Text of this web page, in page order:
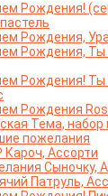
Рождения!
Рождения,
Рождения, Ты
Рождения! Ты
Рождения
Тема, набор
пожелания
Ассорти
Сыночку,
Патруль,